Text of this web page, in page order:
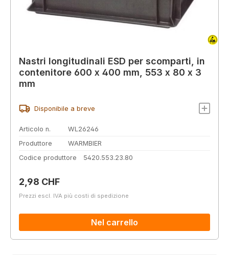
Nastri longitudinali ESD per scomparti, in
contenitore 600 x 400 mm, 553 x 80 x 3
mm
Disponibile a breve
Articolo n.
WL26246
Produttore
WARMBIER
Codice produttore
5420.553.23.80
Prezzo normale:
2,98 CHF
Prezzi escl. IVA più costi di spedizione
Nel carrello